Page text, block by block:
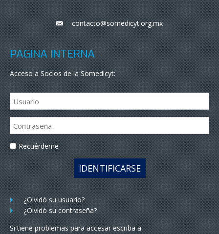
___contacto@somedicyt.org.mx
PÁGINA INTERNA
Acceso a Socios de la Somedicyt:
Recuérdeme
IDENTIFICARSE
¿Olvidó su usuario?
¿Olvidó su contraseña?
Si tiene problemas para accesar escriba a